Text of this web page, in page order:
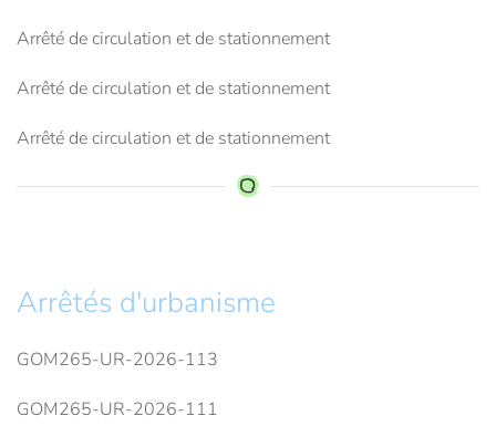
Arrêté de circulation et de stationnement
Arrêté de circulation et de stationnement
Arrêté de circulation et de stationnement
Arrêtés d'urbanisme
GOM265-UR-2026-113
GOM265-UR-2026-111